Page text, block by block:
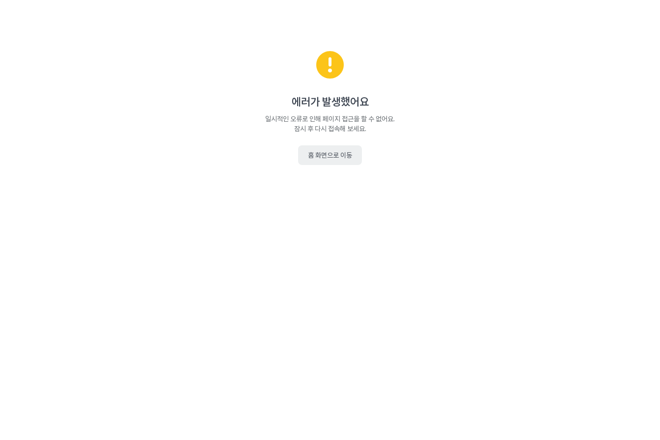
에러가 발생했어요
일시적인 오류로 인해 페이지 접근을 할 수 없어요.
잠시 후 다시 접속해 보세요.
홈 화면으로 이동